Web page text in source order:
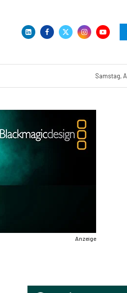
Samstag,
Anzeige